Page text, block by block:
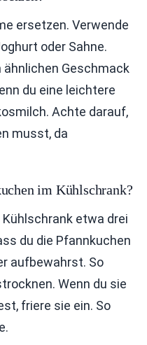
ersetzen. Verwende
oder Sahne.
ähnlichen Geschmack
du eine leichtere
Achte darauf,
musst, da
im Kühlschrank?
etwa drei
du die Pfannkuchen
aufbewahrst. So
Wenn du sie
friere sie ein. So